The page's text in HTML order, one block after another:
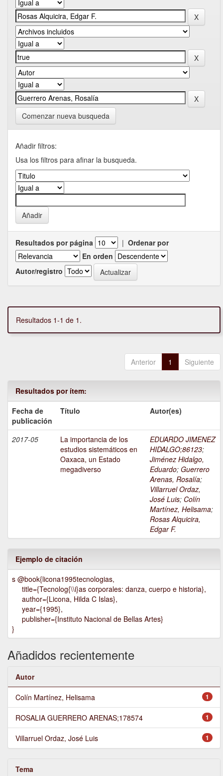
Comenzar nueva busqueda
Añadir filtros:
Usa los filtros para afinar la busqueda.
Resultados por página | Ordenar por
En orden
Autor/registro
Resultados 1-1 de 1.
Anterior 1 Siguiente
Resultados por ítem:
Fecha de
publicación
Título Autor(es)
2017-05
La importancia de los
estudios sistemáticos en
Oaxaca, un Estado
megadiverso
EDUARDO JIMENEZ
HIDALGO;86123;
Jiménez Hidalgo,
Eduardo; Guerrero
Arenas, Rosalía;
Villarruel Ordaz,
José Luis; Colín
Martínez, Helisama;
Rosas Alquicira,
Edgar F.
Ejemplo de citación
s @book{licona1995tecnologias,
title={Tecnolog{\\i}as corporales: danza, cuerpo e historia},
author={Licona, Hilda C Islas},
year={1995},
publisher={Instituto Nacional de Bellas Artes}
}
Añadidos recientemente
Autor
1
Colín Martínez, Helisama
1
ROSALIA GUERRERO ARENAS;178574
1
Villarruel Ordaz, José Luis
Tema